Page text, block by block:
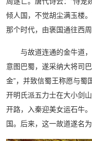
倾人国，不觉胡尘满玉楼
那个时代，由褒国通往西
与故道连通的金牛道，
意图巴蜀，遂采纳大将司
金”，并致信蜀王称愿与蜀
开明氏派五力士在大小剑
开路，入秦迎美女运石牛
国。后来，这一故道遂名